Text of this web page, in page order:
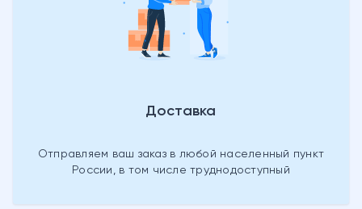
Доставка
Отправляем ваш заказ в любой населенный пункт
России, в том числе труднодоступный